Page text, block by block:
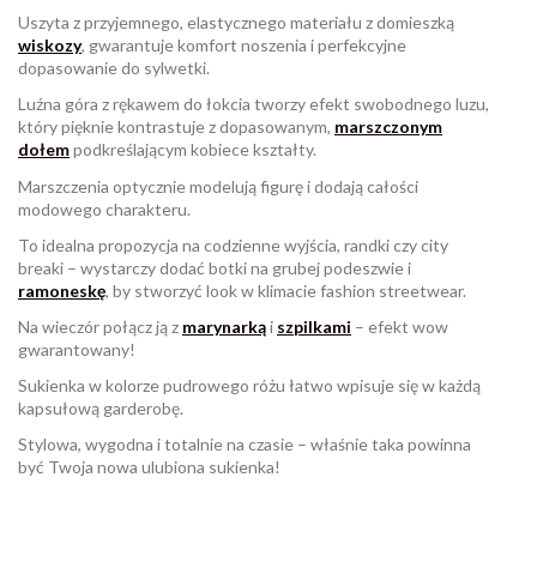
Uszyta z przyjemnego, elastycznego materiału z domieszką
wiskozy, gwarantuje komfort noszenia i perfekcyjne
dopasowanie do sylwetki.
Luźna góra z rękawem do łokcia tworzy efekt swobodnego luzu,
który pięknie kontrastuje z dopasowanym, marszczonym
dołempodkreślającym kobiece kształty.
Marszczenia optycznie modelują figurę i dodają całości
modowego charakteru.
To idealna propozycja na codzienne wyjścia, randki czy city
breaki – wystarczy dodać botki na grubej podeszwie i
ramoneskę, by stworzyć look w klimacie fashion streetwear.
Na wieczór połącz ją z marynarkąi szpilkami – efekt wow
gwarantowany!
Sukienka w kolorze pudrowego różu łatwo wpisuje się w każdą
kapsułową garderobę.
Stylowa, wygodna i totalnie na czasie – właśnie taka powinna
być Twoja nowa ulubiona sukienka!